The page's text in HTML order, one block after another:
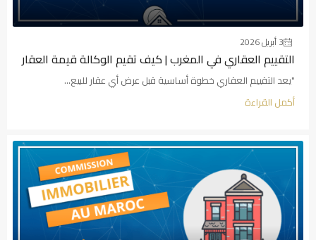
3 أبريل 2026
التقييم العقاري في المغرب | كيف تقيم الوكالة قيمة العقار
"يعد التقييم العقاري خطوة أساسية قبل عرض أي عقار للبيع...
أكمل القراءة